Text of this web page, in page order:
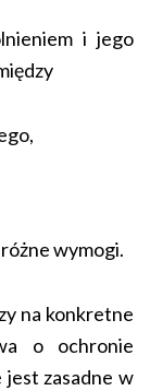
i jego
wymogi.
na konkretne
o ochronie
zasadne w